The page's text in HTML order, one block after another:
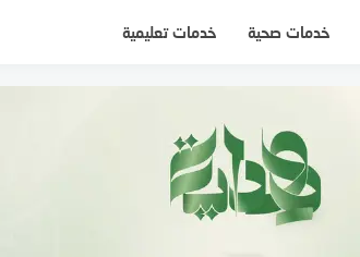
خدمات صحية خدمات تعليمية